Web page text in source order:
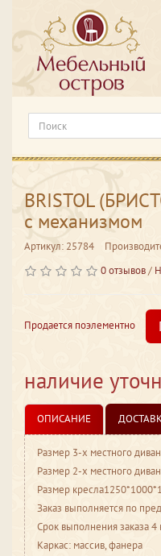
BRISTOL
с механизмом
Артикул: 25784
0 отзывов/
Продается поэлементно
наличие
ОПИСАНИЕ
Размер 3-х местного
Размер 2-х местного
Размер
Заказ выполняется по
Срок выполнения заказа 4
Каркас: массив, фанера